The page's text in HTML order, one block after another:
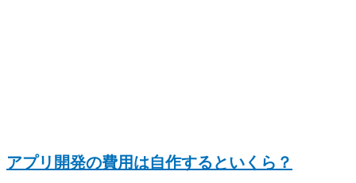
アプリ開発の費用は自作するといくら？